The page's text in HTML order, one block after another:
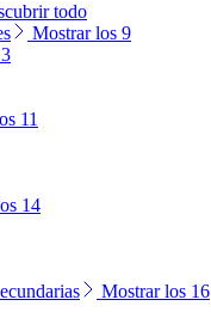
todo
Mostrar los 9
11
14
Mostrar los 16